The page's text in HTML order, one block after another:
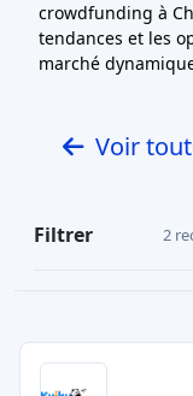
crowdfunding à
tendances et les
marché
Voir
Filtrer 2